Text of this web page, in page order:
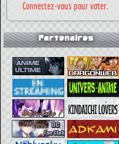
Connectez-vous pour voter.
Partenaires